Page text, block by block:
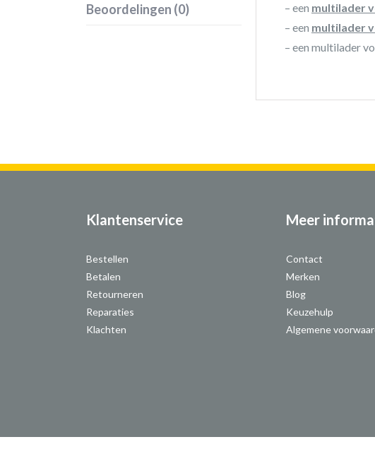
Beoordelingen (0)
– een multilader
– een multilader
– een multilader
Klantenservice
Bestellen
Betalen
Retourneren
Reparaties
Klachten
Meer
Contact
Merken
Blog
Keuzehulp
Algemene